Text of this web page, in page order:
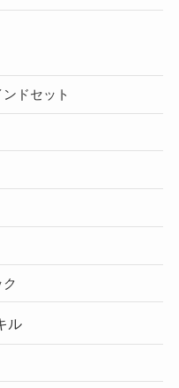
ドセット
ル